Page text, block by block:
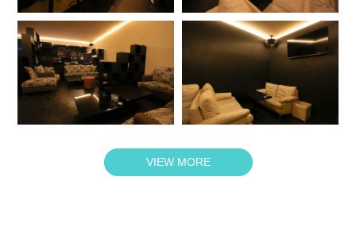
VIEW MORE